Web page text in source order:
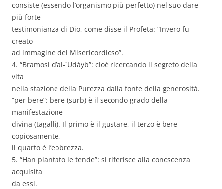
consiste (essendo l’organismo più perfetto) nel suo dare
più forte
testimonianza di Dio, come disse il Profeta: “Invero fu
creato
ad immagine del Misericordioso”.
4. “Bramosi d’al-`Udàyb”: cioè ricercando il segreto della
vita
nella stazione della Purezza dalla fonte della generosità.
“per bere”: bere (surb) è il secondo grado della
manifestazione
divina (tagalli). Il primo è il gustare, il terzo è bere
copiosamente,
il quarto è l’ebbrezza.
5. “Han piantato le tende”: si riferisce alla conoscenza
acquisita
da essi.